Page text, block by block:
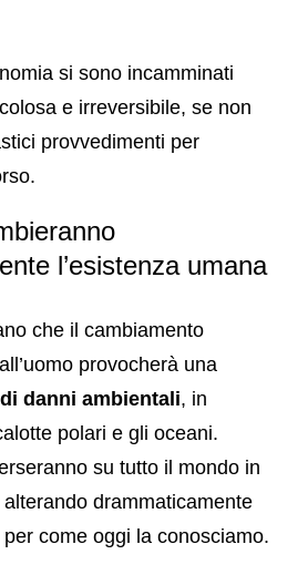
si sono incamminati
e irreversibile, se non
provvedimenti per
l’esistenza umana
che il cambiamento
provocherà una
danni ambientali, in
polari e gli oceani.
su tutto il mondo in
drammaticamente
per come oggi la conosciamo.